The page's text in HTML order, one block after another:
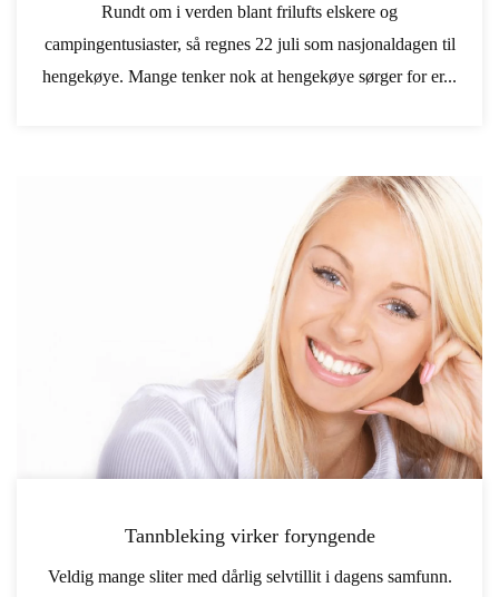
Rundt om i verden blant frilufts elskere og
campingentusiaster, så regnes 22 juli som nasjonaldagen til
hengekøye. Mange tenker nok at hengekøye sørger for er...
Tannbleking virker foryngende
Veldig mange sliter med dårlig selvtillit i dagens samfunn.